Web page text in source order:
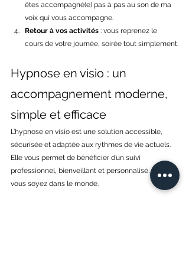
êtes accompagné(e) pas à pas au son de ma
voix qui vous accompagne.
Retour à vos activités : vous reprenez le
cours de votre journée, soirée tout simplement.
Hypnose en visio : un
accompagnement moderne,
simple et efficace
L’hypnose en visio est une solution accessible,
sécurisée et adaptée aux rythmes de vie actuels.
Elle vous permet de bénéficier d’un suivi
professionnel, bienveillant et personnalisé, où que
vous soyez dans le monde.